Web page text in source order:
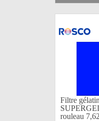
Filtre
rouleau